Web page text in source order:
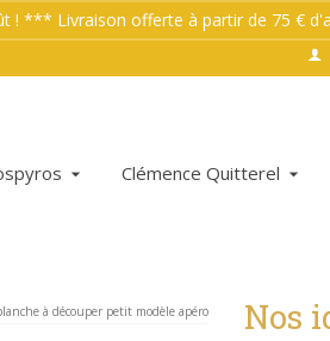
Clémence Quitterel
à découper petit modèle apéro Nos
! *** Livraison offerte à partir de 75 €